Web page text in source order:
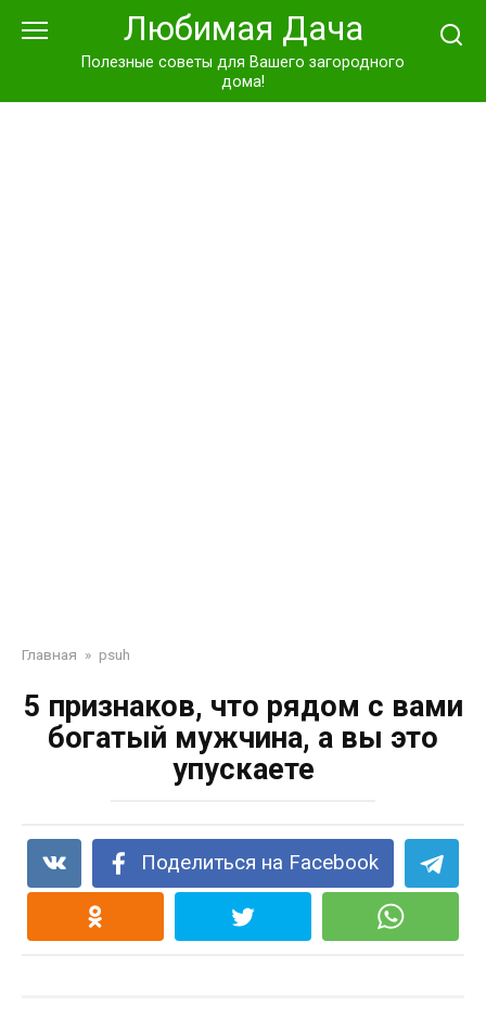
Любимая Дача
Полезные советы для Вашего загородного
дома!
Главная » psuh
5 признаков, что рядом с вами
богатый мужчина, а вы это
упускаете
Поделиться на Facebook